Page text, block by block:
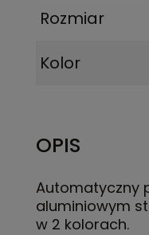
Rozmiar
Kolor
OPIS
Automatyczny
aluminiowym
w 2 kolorach.